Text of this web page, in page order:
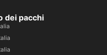
dei pacchi